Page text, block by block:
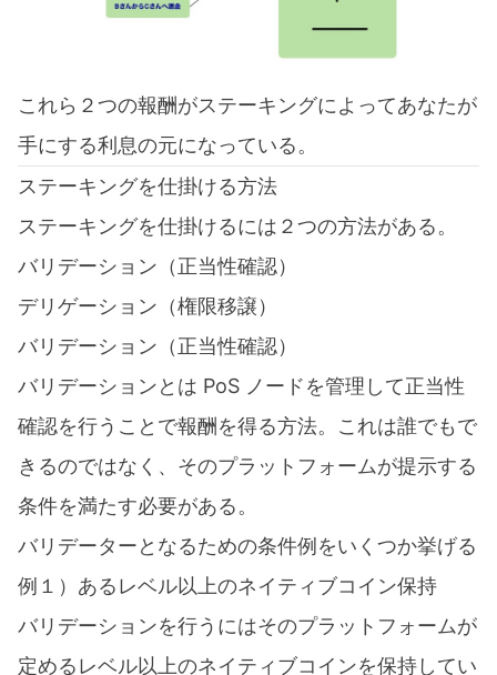
これら２つの報酬がステーキングによってあなたが
手にする利息の元になっている。
ステーキングを仕掛ける方法
ステーキングを仕掛けるには２つの方法がある。
バリデーション（正当性確認）
デリゲーション（権限移譲）
バリデーション（正当性確認）
バリデーションとは PoS ノードを管理して正当性
確認を行うことで報酬を得る方法。これは誰でもで
きるのではなく、そのプラットフォームが提示する
条件を満たす必要がある。
バリデーターとなるための条件例をいくつか挙げる
例１）あるレベル以上のネイティブコイン保持
バリデーションを行うにはそのプラットフォームが
定めるレベル以上のネイティブコインを保持してい